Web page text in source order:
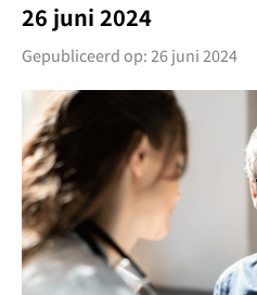
26 juni 2024
Gepubliceerd op: 26 juni 2024